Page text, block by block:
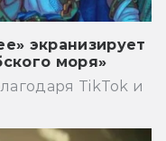
экранизирует
моря»
TikTok и